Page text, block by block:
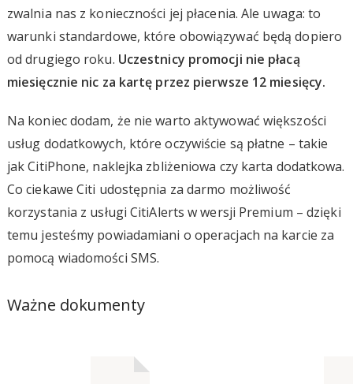
zwalnia nas z konieczności jej płacenia. Ale uwaga: to
warunki standardowe, które obowiązywać będą dopiero
od drugiego roku. Uczestnicy promocji nie płacą
miesięcznie nic za kartę przez pierwsze 12 miesięcy.
Na koniec dodam, że nie warto aktywować większości
usług dodatkowych, które oczywiście są płatne – takie
jak CitiPhone, naklejka zbliżeniowa czy karta dodatkowa.
Co ciekawe Citi udostępnia za darmo możliwość
korzystania z usługi CitiAlerts w wersji Premium – dzięki
temu jesteśmy powiadamiani o operacjach na karcie za
pomocą wiadomości SMS.
Ważne dokumenty